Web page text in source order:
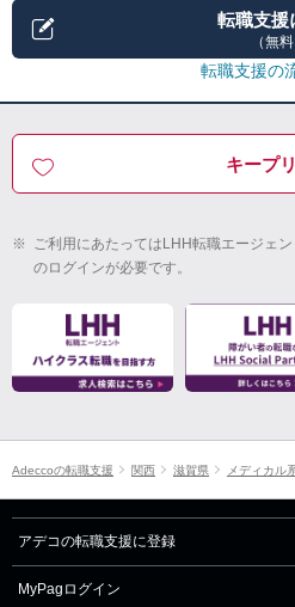
転職支援
（無料
転職支援の
キープ
※ ご利用にあたってはLHH転職エージェ
のログインが必要です。
Adeccoの転職支援 関西 滋賀県 メディカル
アデコの転職支援に登録
MyPagログイン